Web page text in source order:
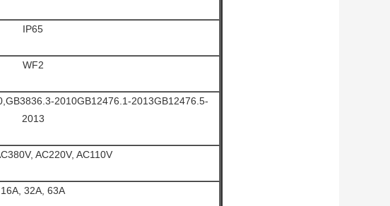
IP65
WF2
2010GB12476.1-2013GB12476.5-
2013
AC220V, AC110V
16A, 32A, 63A